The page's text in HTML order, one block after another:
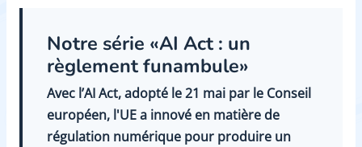
Notre série «AI Act : un
règlement funambule»
Avec l’AI Act, adopté le 21 mai par le Conseil
européen, l'UE a innové en matière de
régulation numérique pour produire un